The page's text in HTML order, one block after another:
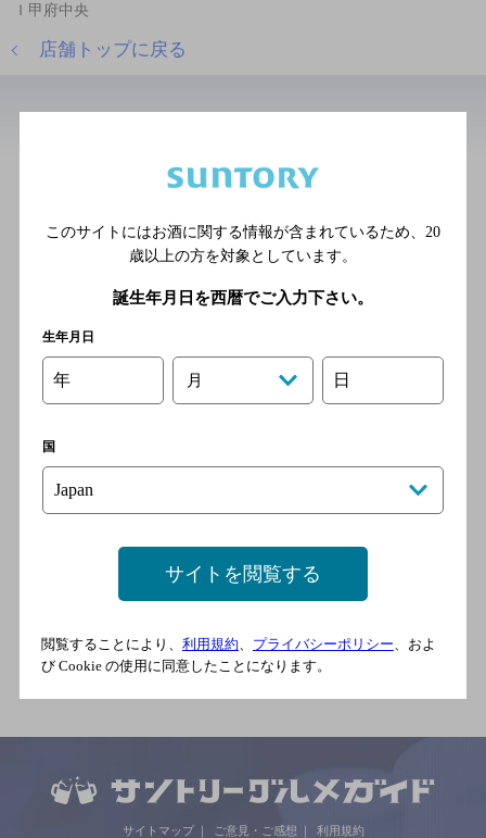
Ｉ甲府中央
店舗トップに戻る
ビストロ メゾン ド ルージュ
[イタリア料理]
JR中央本線（東京-塩尻） 甲
てっぱん秀 S
[鉄板焼き]
甲府駅 南口 徒歩11分
[鉄板焼き]
サイトマップ ご意見・ご感想 利用規約
このサイトにはお酒に関する情報が含まれているため、 20
歳以上の方を対象としています。
誕生年月日を西暦でご入力下さい。
生年月日
年 月 日
国
サイトを閲覧する
閲覧することにより、 利用規約 プライバシーポリシー 、およ
び Cookie の使用に同意したことになります。